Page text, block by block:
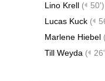
Lino Krell (
50')
Lucas Kuck (
Marlene Hiebel
Till Weyda (